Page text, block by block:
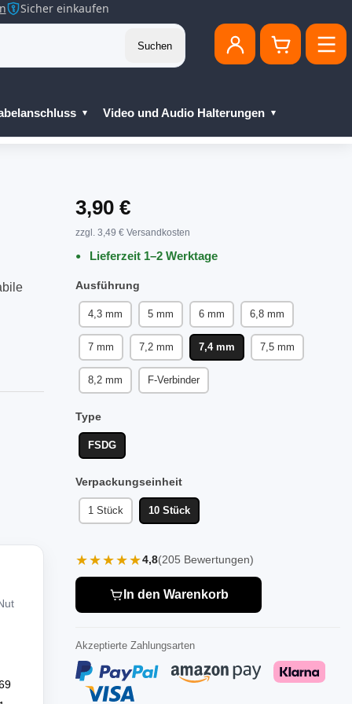
Sicher einkaufen
Suchen
Video und Audio Halterungen
3,90 €
zzgl. 3,49 € Versandkosten
Lieferzeit 1–2 Werktage
Ausführung
4,3 mm 5 mm 6 mm 6,8 mm
7 mm 7,2 mm 7,4 mm 7,5 mm
8,2 mm F-Verbinder
Type
FSDG
Verpackungseinheit
1 Stück 10 Stück
★★★★★4,8(205 Bewertungen)
In den Warenkorb
Akzeptierte Zahlungsarten